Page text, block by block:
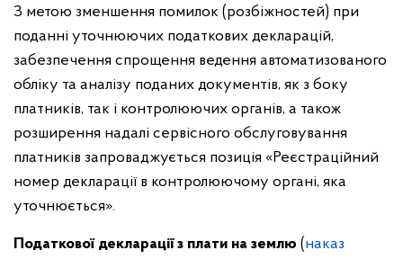
З метою зменшення помилок (розбіжностей) при
поданні уточнюючих податкових декларацій,
забезпечення спрощення ведення автоматизованого
обліку та аналізу поданих документів, як з боку
платників, так і контролюючих органів, а також
розширення надалі сервісного обслуговування
платників запроваджується позиція «Реєстраційний
номер декларації в контролюючому органі, яка
уточнюється».
Податкової декларації з плати на землю (наказ